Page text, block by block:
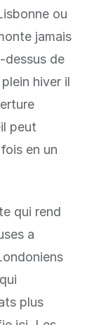
ou
jamais
dessus de
hiver il
peut
en un
qui rend
a
plus